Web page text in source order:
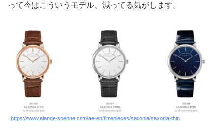
って今はこういうモデル、減ってる気がします。
https://www.alange-soehne.com/ae-en/timepieces/saxonia/saxonia-thin